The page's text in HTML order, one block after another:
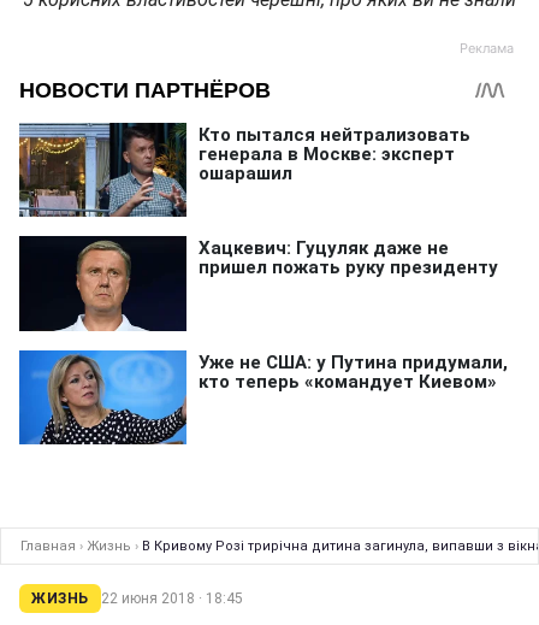
Главная › Жизнь › В Кривому Розі трирічна дитина загинула, випавши з
ЖИЗНЬ 22 июня 2018 · 18:45